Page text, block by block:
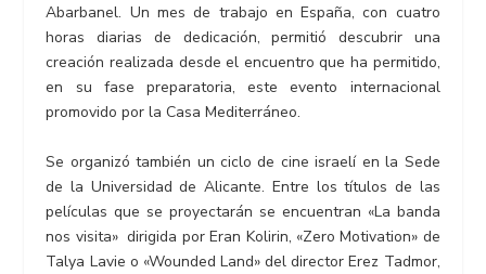
Abarbanel. Un mes de trabajo en España, con cuatro
horas diarias de dedicación, permitió descubrir una
creación realizada desde el encuentro que ha permitido,
en su fase preparatoria, este evento internacional
promovido por la Casa Mediterráneo.
Se organizó también un ciclo de cine israelí en la Sede
de la Universidad de Alicante. Entre los títulos de las
películas que se proyectarán se encuentran «La banda
nos visita» dirigida por Eran Kolirin, «Zero Motivation» de
Talya Lavie o «Wounded Land» del director Erez Tadmor,